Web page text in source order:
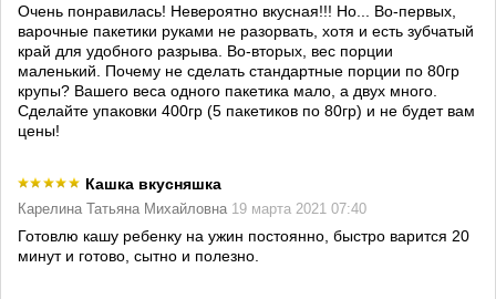
Очень понравилась! Невероятно вкусная!!! Но... Во-первых,
варочные пакетики руками не разорвать, хотя и есть зубчатый
край для удобного разрыва. Во-вторых, вес порции
маленький. Почему не сделать стандартные порции по 80гр
крупы? Вашего веса одного пакетика мало, а двух много.
Сделайте упаковки 400гр (5 пакетиков по 80гр) и не будет вам
цены!
Кашка вкусняшка
Карелина Татьяна Михайловна 19 марта 2021 07:40
Готовлю кашу ребенку на ужин постоянно, быстро варится 20
минут и готово, сытно и полезно.